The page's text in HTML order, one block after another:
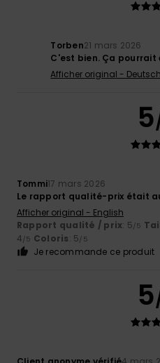
Torben21 mars 2026
C'est bien. Ça
Afficher original - Deutsch
5
Tommi17 mars 2026
Le rapport qualité-prix était
Afficher original - English
Rapport qualité / prix: 5/5
4/5 Coloris: 5/5
Je recommande ce produit
5